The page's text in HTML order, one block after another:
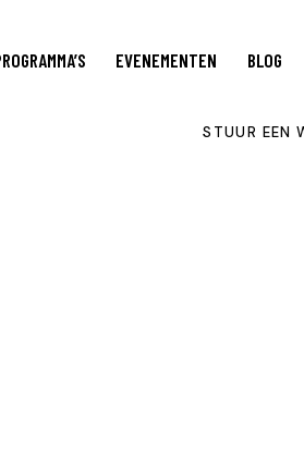
EVENEMENTEN BLOG
STUUR EEN